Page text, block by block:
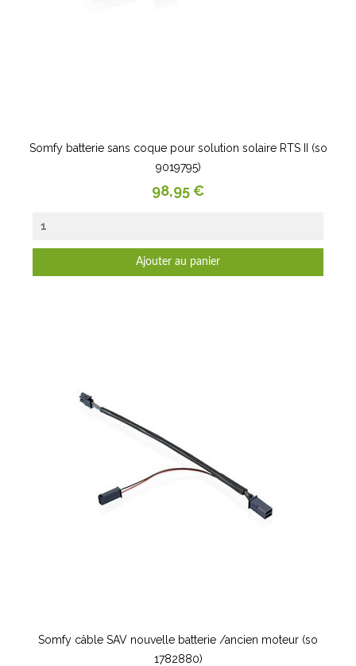
Somfy batterie sans coque pour solution solaire RTS II (so
9019795)
Prix
98,95 €
Ajouter au panier
Somfy câble SAV nouvelle batterie /ancien moteur (so
1782880)